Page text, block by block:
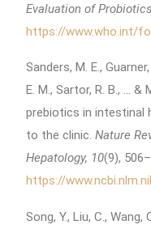
Evaluation of
https://www.who.int/
Sanders, M. E.,
E. M., Sartor, R. B., … &
prebiotics in intestinal
to the clinic.Nature
Hepatology, 10(9),
https://
Song, Y., Liu, C.,